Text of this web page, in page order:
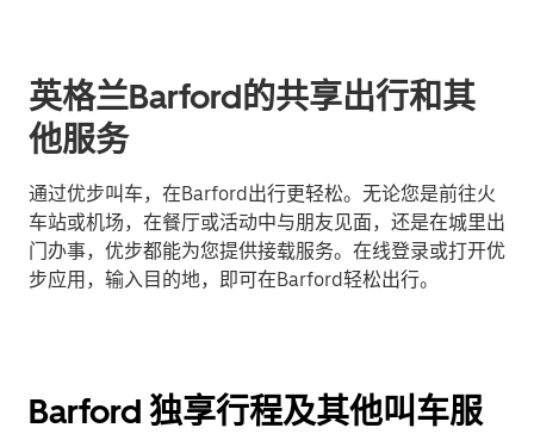
英格兰Barford的共享出行和其
他服务
通过优步叫车，在Barford出行更轻松。无论您是前往火
车站或机场，在餐厅或活动中与朋友见面，还是在城里出
门办事，优步都能为您提供接载服务。在线登录或打开优
步应用，输入目的地，即可在Barford轻松出行。
Barford 独享行程及其他叫车服